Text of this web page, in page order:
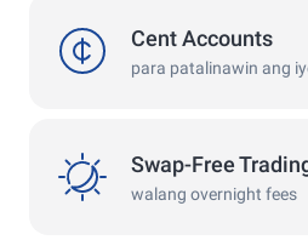
Cent Accounts
para patalinawin ang
Swap-Free
walang overnight fees